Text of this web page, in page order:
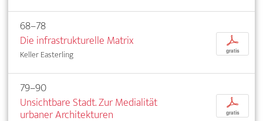
68–78
Die infrastrukturelle Matrix
Keller Easterling
p
gratis
79–90
Unsichtbare Stadt. Zur Medialität
urbaner Architekturen
p
gratis